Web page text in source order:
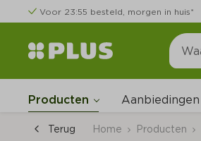
Voor 23:55 besteld, morgen in huis*
Producten Aanbiedingen
Terug Home Producten